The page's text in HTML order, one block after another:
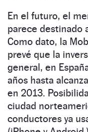
En el futuro, el
parece destinado
Como dato, la
prevé que la
general, en
años hasta
en 2013.
ciudad
conductores ya